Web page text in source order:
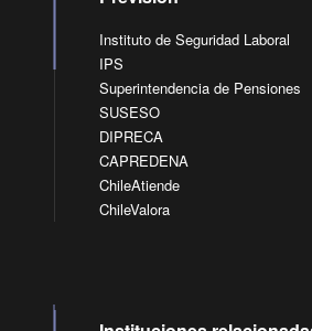
Instituto de Seguridad Laboral
IPS
Superintendencia de Pensiones
SUSESO
DIPRECA
CAPREDENA
ChileAtiende
ChileValora